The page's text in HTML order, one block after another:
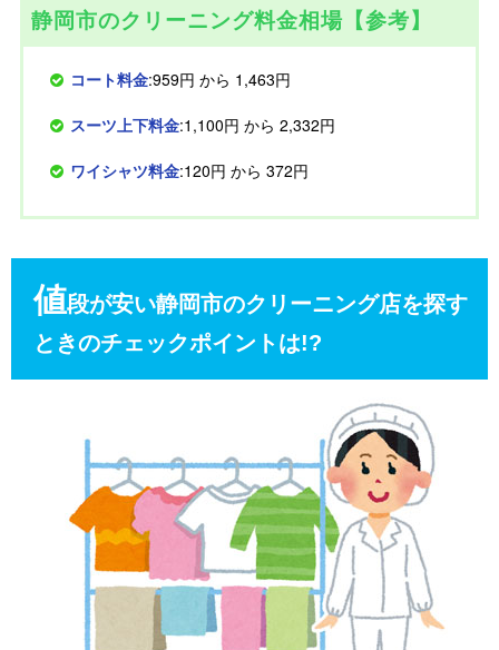
静岡市のクリーニング料金相場【参考】
コート料金:959円 から 1,463円
スーツ上下料金:1,100円 から 2,332円
ワイシャツ料金:120円 から 372円
値段が安い静岡市のクリーニング店を探す
ときのチェックポイントは!?